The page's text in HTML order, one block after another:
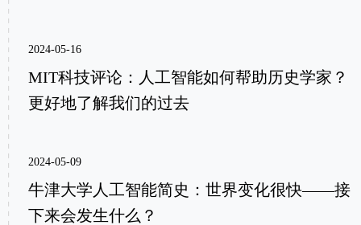
2024-05-16
MIT科技评论：人工智能如何帮助历史学家？
更好地了解我们的过去
2024-05-09
牛津大学人工智能简史：世界变化很快——接
下来会发生什么？